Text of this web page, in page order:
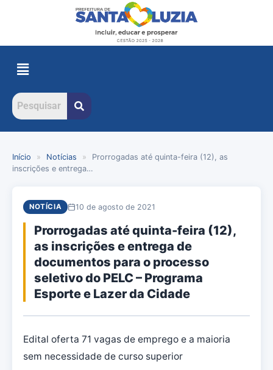
Início » Notícias »
Prorrogadas até quinta-feira (12), as
inscrições e entrega…
NOTÍCIA 10 de agosto de 2021
Prorrogadas até quinta-feira (12),
as inscrições e entrega de
documentos para o processo
seletivo do PELC – Programa
Esporte e Lazer da Cidade
Edital oferta 71 vagas de emprego e a maioria
sem necessidade de curso superior